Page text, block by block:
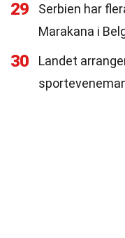
29
Serbien har
Marakana i
30
Landet